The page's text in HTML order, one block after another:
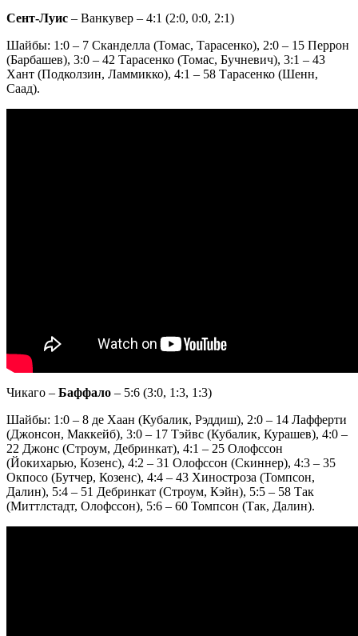
Сент-Луис – Ванкувер – 4:1 (2:0, 0:0, 2:1)
Шайбы: 1:0 – 7 Сканделла (Томас, Тарасенко), 2:0 – 15 Перрон
(Барбашев), 3:0 – 42 Тарасенко (Томас, Бучневич), 3:1 – 43
Хант (Подколзин, Ламмикко), 4:1 – 58 Тарасенко (Шенн,
Саад).
Чикаго – Баффало – 5:6 (3:0, 1:3, 1:3)
Шайбы: 1:0 – 8 де Хаан (Кубалик, Рэддиш), 2:0 – 14 Лафферти
(Джонсон, Маккейб), 3:0 – 17 Тэйвс (Кубалик, Курашев), 4:0 –
22 Джонс (Строум, Дебринкат), 4:1 – 25 Олофссон
(Йокихарью, Козенс), 4:2 – 31 Олофссон (Скиннер), 4:3 – 35
Окпосо (Бутчер, Козенс), 4:4 – 43 Хиностроза (Томпсон,
Далин), 5:4 – 51 Дебринкат (Строум, Кэйн), 5:5 – 58 Так
(Миттлстадт, Олофссон), 5:6 – 60 Томпсон (Так, Далин).